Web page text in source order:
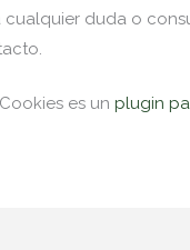
cualquier duda o
es unplugin